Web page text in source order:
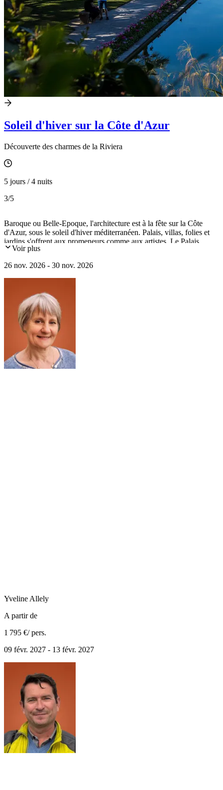
Soleil d'hiver sur la Côte d'Azur
Découverte des charmes de la Riviera
5 jours / 4 nuits
3/5
Baroque ou Belle-Epoque, l'architecture est à la fête sur la Côte
d'Azur, sous le soleil d'hiver méditerranéen. Palais, villas, folies et
jardins s'offrent aux promeneurs comme aux artistes. Le Palais
Lascaris à Nice, les villas Ephrussi et Kerylos, la nature ont été
encouragé le mécénat de riches collectionneurs tels les Maeght et les
Rotschild, créateurs de lieux d'exception.
Voir plus
26 nov. 2026 - 30 nov. 2026
Yveline Allely
A partir de
1 795 €/ pers.
09 févr. 2027 - 13 févr. 2027